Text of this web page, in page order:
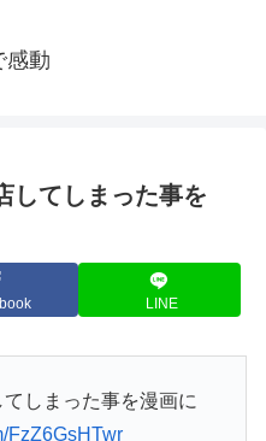
感動
してしまった事を
LINE
しまった事を漫画に
FzZ6GsHTwr